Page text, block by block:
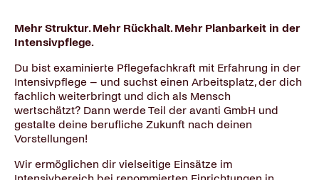
Mehr Struktur. Mehr Rückhalt. Mehr Planbarkeit in der
Intensivpflege.
Du bist examinierte Pflegefachkraft mit Erfahrung in der
Intensivpflege – und suchst einen Arbeitsplatz, der dich
fachlich weiterbringt und dich als Mensch
wertschätzt? Dann werde Teil der avanti GmbH und
gestalte deine berufliche Zukunft nach deinen
Vorstellungen!
Wir ermöglichen dir vielseitige Einsätze im